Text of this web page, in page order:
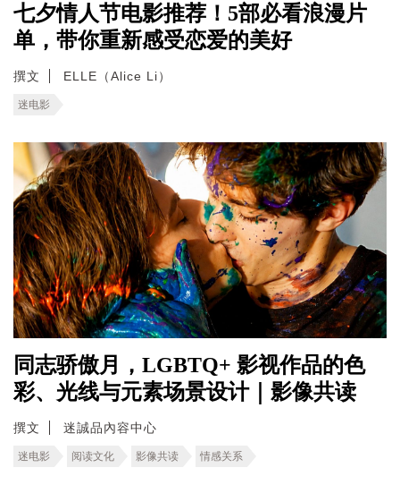
七夕情人节电影推荐！5部必看浪漫片
单，带你重新感受恋爱的美好
撰文 ELLE（Alice Li）
迷电影
同志骄傲月，LGBTQ+ 影视作品的色
彩、光线与元素场景设计｜影像共读
撰文 迷誠品內容中心
迷电影 阅读文化 影像共读 情感关系